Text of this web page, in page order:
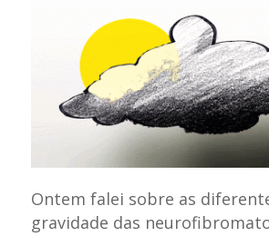
Ontem falei sobre as
gravidade das